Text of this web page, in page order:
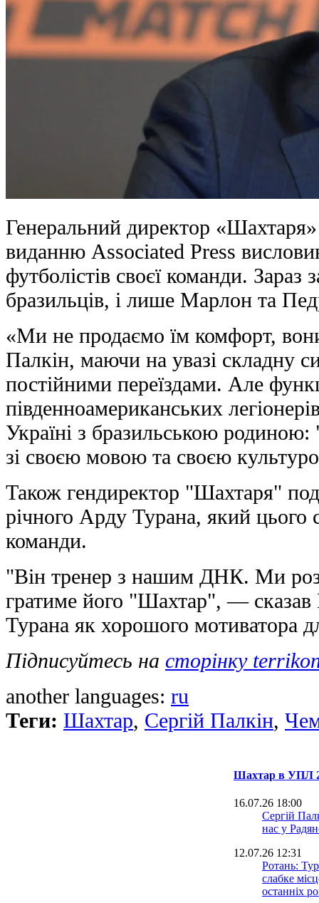
Генеральний директор
виданню Associated Press
футболістів своєї команди. Зараз
бразильців, і лише Марлон та
«Ми не продаємо їм комфорт,
Палкін, маючи на увазі складну
постійними переїздами. Але
південноамериканських
Україні з бразильською
зі своєю мовою та своєю
Також гендиректор "Шахтаря"
річного Арду Турана, який цього
команди.
"Він тренер з нашим ДНК. Ми
гратиме його "Шахтар", — сказав
Турана як хорошого мотиватора
Підписуйтесь на сторінку
another languages: ru
Теги: Шахтар, Сергій Палкін,
Шахтар в УПЛ
16.07.26 18:00
Сергій
нас у
12.07.26 12:31
Ротань:
слабке
останніх